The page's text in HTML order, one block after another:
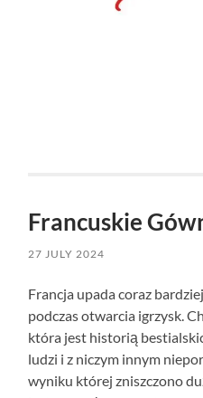
Francuskie
27 JULY 2024
Francja upada coraz
podczas otwarcia igrzysk.
która jest historią
ludzi i z niczym innym
wyniku której zniszczono